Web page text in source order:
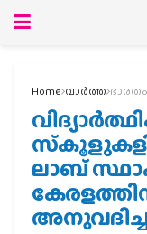
Home വാര്‍ത്ത ഭാരതം
ലാബ്